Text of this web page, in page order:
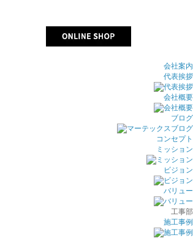
会社案内
代表挨拶
会社概要
ブログ
コンセプト
ミッション
ビジョン
バリュー
工事部
施工事例